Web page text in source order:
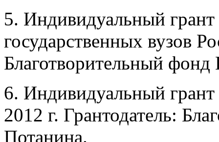
5. Индивидуальный
государственных вузов
Благотворительный
6. Индивидуальный
2012 г. Грантодатель:
Потанина.